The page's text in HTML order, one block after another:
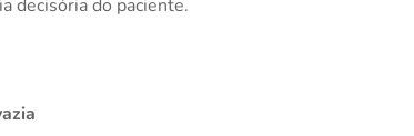
decisória do paciente.